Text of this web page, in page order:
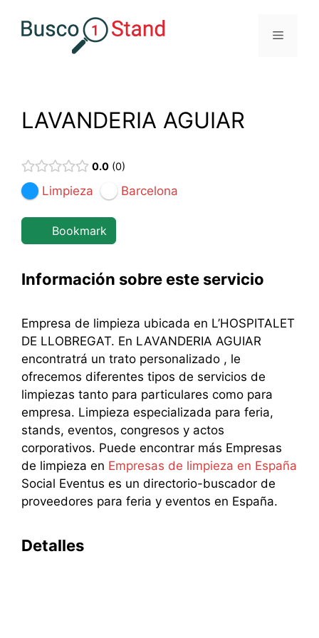
Menú
LAVANDERIA AGUIAR
0.0 0
Limpieza Barcelona
Bookmark
Información sobre este servicio
Empresa de limpieza ubicada en L’HOSPITALET
DE LLOBREGAT. En LAVANDERIA AGUIAR
encontratrá un trato personalizado , le
ofrecemos diferentes tipos de servicios de
limpiezas tanto para particulares como para
empresa. Limpieza especializada para feria,
stands, eventos, congresos y actos
corporativos. Puede encontrar más Empresas
de limpieza en Empresas de limpieza en España
Social Eventus es un directorio-buscador de
proveedores para feria y eventos en España.
Detalles